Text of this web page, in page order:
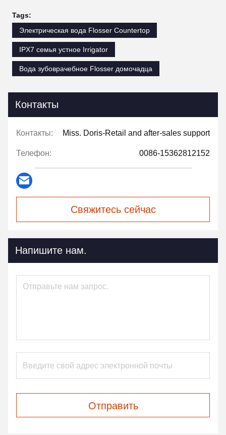
Tags:
Электрическая вода Flosser Countertop
IPX7 семья устное Irrigator
Вода зубоврачебное Flosser домочадца
Контакты
Контакты: Miss. Doris-Retail and after-sales support
Телефон: 0086-15362812152
Свяжитесь сейчас
Напишите нам.
Отправить